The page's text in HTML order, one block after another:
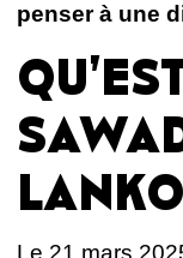
penser à une
Le 21 mars